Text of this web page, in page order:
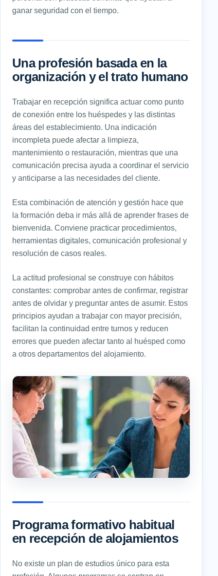
ganar seguridad con el tiempo.
Una profesión basada en la
organización y el trato humano
Trabajar en recepción significa actuar como punto
de conexión entre los huéspedes y las distintas
áreas del establecimiento. Una indicación
incompleta puede afectar a limpieza,
mantenimiento o restauración, mientras que una
comunicación precisa ayuda a coordinar el servicio
y anticiparse a las necesidades del cliente.
Esta combinación de atención y gestión hace que
la formación deba ir más allá de aprender frases de
bienvenida. Conviene practicar procedimientos,
herramientas digitales, comunicación profesional y
resolución de casos reales.
La actitud profesional se construye con hábitos
constantes: comprobar antes de confirmar, registrar
antes de olvidar y preguntar antes de asumir. Estos
principios ayudan a trabajar con mayor precisión,
facilitan la continuidad entre turnos y reducen
errores que pueden afectar tanto al huésped como
a otros departamentos del alojamiento.
Programa formativo habitual
en recepción de alojamientos
No existe un plan de estudios único para esta